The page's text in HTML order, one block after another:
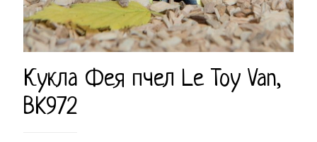
Кукла Фея пчел Le Toy Van,
BK972